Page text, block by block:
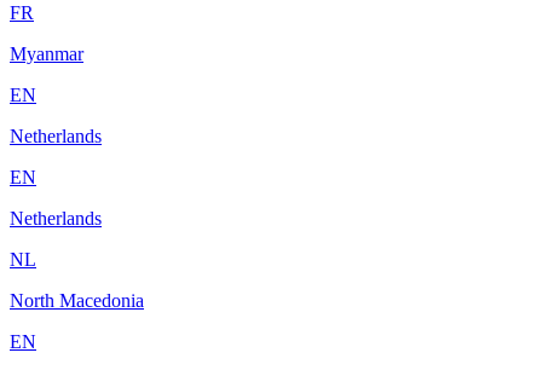
FR
Myanmar
EN
Netherlands
EN
Netherlands
NL
North Macedonia
EN